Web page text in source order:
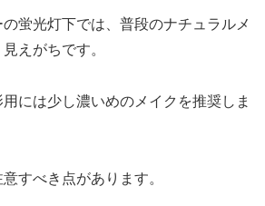
蛍光灯下では、普段のナチュラルメ
えがちです。
には少し濃いめのメイクを推奨しま
すべき点があります。